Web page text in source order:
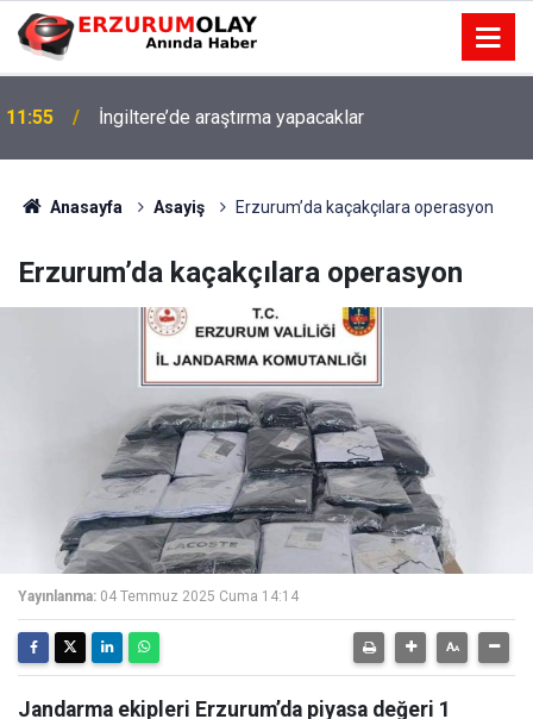
11:55 İngiltere’de araştırma yapacaklar
Anasayfa Asayiş Erzurum’da kaçakçılara operasyon
Erzurum’da kaçakçılara operasyon
Yayınlanma: 04 Temmuz 2025 Cuma 14:14
Jandarma ekipleri Erzurum’da piyasa değeri 1